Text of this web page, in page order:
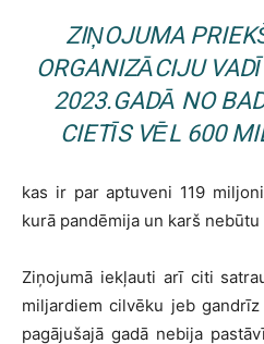
ZIŅOJUMA
ORGANIZĀCIJU
2023.GADĀ NO
CIETĪS VĒL 600
kas ir par aptuveni 119
kurā pandēmija un karš
Ziņojumā iekļauti arī citi
miljardiem cilvēku jeb
pagājušajā gadā nebija